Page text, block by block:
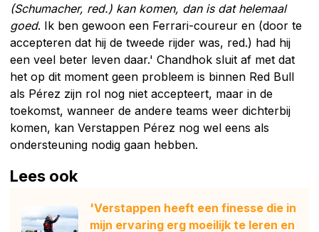
(Schumacher, red.) kan komen, dan is dat helemaal
goed. Ik ben gewoon een Ferrari-coureur en (door te
accepteren dat hij de tweede rijder was, red.) had hij
een veel beter leven daar.' Chandhok sluit af met dat
het op dit moment geen probleem is binnen Red Bull
als Pérez zijn rol nog niet accepteert, maar in de
toekomst, wanneer de andere teams weer dichterbij
komen, kan Verstappen Pérez nog wel eens als
ondersteuning nodig gaan hebben.
Lees ook
'Verstappen heeft een finesse die in
mijn ervaring erg moeilijk te leren en